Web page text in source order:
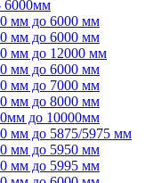
6000мм
мм до 6000 мм
мм до 6000 мм
мм до 12000 мм
мм до 6000 мм
мм до 7000 мм
мм до 8000 мм
до 10000мм
мм до 5875/5975 мм
мм до 5950 мм
мм до 5995 мм